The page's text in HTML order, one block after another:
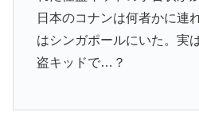
日本のコナンは何者かに連
はシンガポールにいた。実
盗キッドで…？